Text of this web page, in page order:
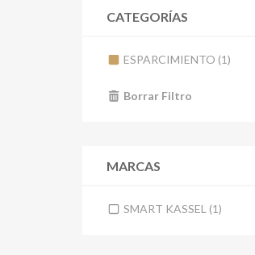
CATEGORÍAS
ESPARCIMIENTO (1)
Borrar Filtro
MARCAS
SMART KASSEL (1)